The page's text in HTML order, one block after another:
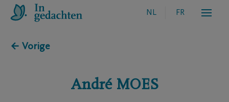
NL FR
← Vorige
André MOES